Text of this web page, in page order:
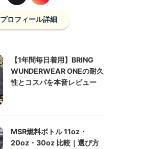
プロフィール詳細
【1年間毎日着用】BRING
WUNDERWEAR ONEの耐久
性とコスパを本音レビュー
MSR燃料ボトル 11oz・
20oz・30oz 比較｜選び方